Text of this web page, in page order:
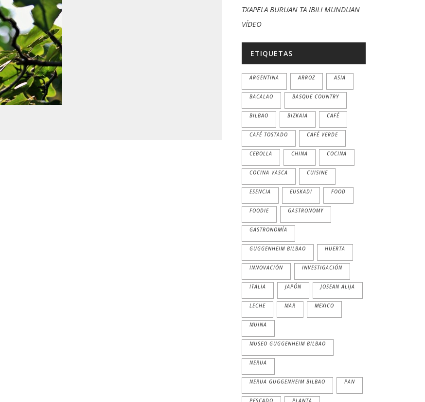
TXAPELA BURUAN TA IBILI MUNDUAN
VÍDEO
ETIQUETAS
ARGENTINA ARROZ ASIA
BACALAO BASQUE COUNTRY
BILBAO BIZKAIA CAFÉ
CAFÉ TOSTADO CAFÉ VERDE
CEBOLLA CHINA COCINA
COCINA VASCA CUISINE
ESENCIA EUSKADI FOOD
FOODIE GASTRONOMY
GASTRONOMÍA
GUGGENHEIM BILBAO HUERTA
INNOVACIÓN INVESTIGACIÓN
ITALIA JAPÓN JOSEAN ALIJA
LECHE MAR MEXICO
MUINA
MUSEO GUGGENHEIM BILBAO
NERUA
NERUA GUGGENHEIM BILBAO PAN
PESCADO PLANTA